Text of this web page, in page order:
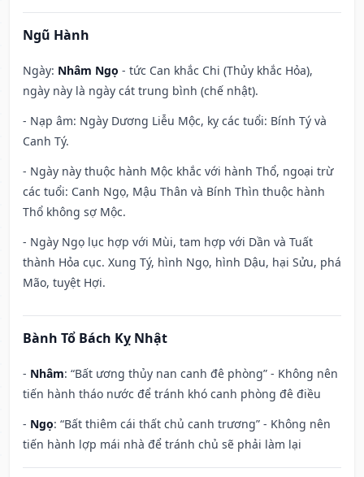
Ngũ Hành
Ngày: Nhâm Ngọ - tức Can khắc Chi (Thủy khắc Hỏa),
ngày này là ngày cát trung bình (chế nhật).
- Nạp âm: Ngày Dương Liễu Mộc, kỵ các tuổi: Bính Tý và
Canh Tý.
- Ngày này thuộc hành Mộc khắc với hành Thổ, ngoại trừ
các tuổi: Canh Ngọ, Mậu Thân và Bính Thìn thuộc hành
Thổ không sợ Mộc.
- Ngày Ngọ lục hợp với Mùi, tam hợp với Dần và Tuất
thành Hỏa cục. Xung Tý, hình Ngọ, hình Dậu, hại Sửu, phá
Mão, tuyệt Hợi.
Bành Tổ Bách Kỵ Nhật
- Nhâm: “Bất ương thủy nan canh đê phòng” - Không nên
tiến hành tháo nước để tránh khó canh phòng đê điều
- Ngọ: “Bất thiêm cái thất chủ canh trương” - Không nên
tiến hành lợp mái nhà để tránh chủ sẽ phải làm lại